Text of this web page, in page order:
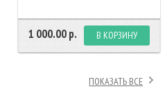
1 000.00 р. В КОРЗИНУ
ПОКАЗАТЬ ВСЕ